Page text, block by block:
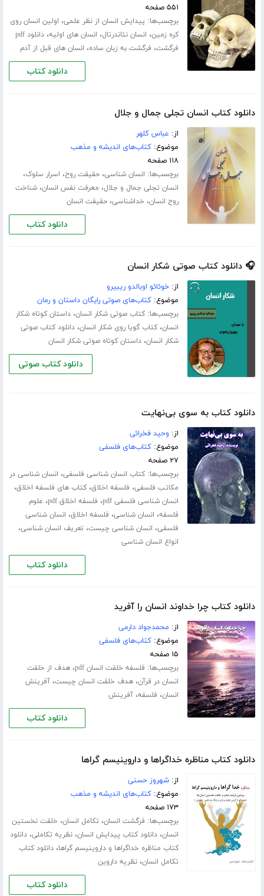
۵۵۱ صفحه
برچسب‌ها: پیدایش انسان از نظر علمی، اولین انسان روی
کره زمین، انسان نئاندرتال، انسان های اولیه،
دانلود pdf
فرگشت، فرگشت به زبان ساده، انسان های قبل از آدم
دانلود کتاب
دانلود کتاب انسان تجلی جمال و جلال
از: عباس کلهر
موضوع:کتاب‌های اندیشه و مذهب
۱۱۸ صفحه
برچسب‌ها: انسان شناسی،حقیقت روح، اسرار سلوک،
انسان تجلی جمال و جلال، معرفت نفس انسان،شناخت
روح انسان، خداشناسی،حقیقت انسان
دانلود کتاب
🎧 دانلود کتاب صوتی شکار انسان
از:خوئائو اوبالدو ریبیرو
موضوع:کتاب‌های صوتی رایگان داستان و رمان
برچسب‌ها:کتاب صوتی شکار انسان،داستان کوتاه شکار
انسان،کتاب گویا روی شکار انسان،دانلود کتاب صوتی
شکار انسان،داستان کوتاه صوتی شکار انسان
دانلود کتاب صوتی
دانلود کتاب به سوی بی‌نهایت
از: وحید فخرائی
موضوع:کتاب‌های فلسفی
۲۷ صفحه
برچسب‌ها:کتاب انسان شناسی فلسفی، انسان شناسی در
مکاتب فلسفی، فلسفه اخلاق،کتاب های فلسفه اخلاق،
انسان شناسی فلسفی pdf ، فلسفه اخلاق pdf ، علوم
فلسفه، انسان شناسی، فلسفه اخلاق، انسان شناسی
فلسفی، انسان شناسی چیست، تعریف انسان شناسی،
انواع انسان شناسی
دانلود کتاب
دانلود کتاب چرا خداوند انسان را آفرید
از: محمدجواد دارمی
موضوع:کتاب‌های فلسفی
۱۵ صفحه
برچسب‌ها: فلسفه خلقت انسان pdf ،هدف از خلقت
انسان در قرآن،هدف خلقت انسان چیست،آفرینش
انسان، فلسفه،آفرینش
دانلود کتاب
دانلود کتاب مناظره خداگراها و داروینیسم گراها
از:شهروز حسنی
موضوع:کتاب‌های اندیشه و مذهب
۱۷۳ صفحه
برچسب‌ها: فرگشت انسان، تکامل انسان، خلقت نخستین
انسان،دانلود کتاب پیدایش انسان،نظریه تکاملی،دانلود
کتاب مناظره خداگراها و داروینیسم گراها،دانلود کتاب
تکامل انسان،نظریه داروین
دانلود کتاب